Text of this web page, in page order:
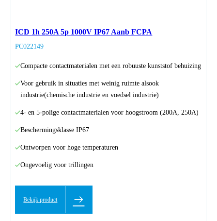
ICD 1h 250A 5p 1000V IP67 Aanb FCPA
PC022149
Compacte contactmaterialen met een robuuste kunststof behuizing
Voor gebruik in situaties met weinig ruimte alsook
industrie(chemische industrie en voedsel industrie)
4- en 5-polige contactmaterialen voor hoogstroom (200A, 250A)
Beschermingsklasse IP67
Ontworpen voor hoge temperaturen
Ongevoelig voor trillingen
Bekijk product